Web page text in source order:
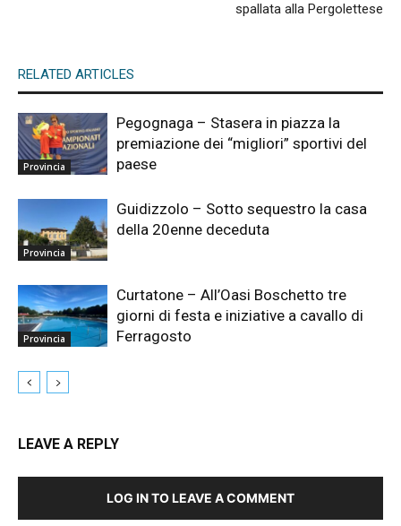
spallata alla Pergolettese
RELATED ARTICLES
Provincia
Pegognaga – Stasera in piazza la
premiazione dei “migliori” sportivi del
paese
Provincia
Guidizzolo – Sotto sequestro la casa
della 20enne deceduta
Provincia
Curtatone – All’Oasi Boschetto tre
giorni di festa e iniziative a cavallo di
Ferragosto
LEAVE A REPLY
LOG IN TO LEAVE A COMMENT